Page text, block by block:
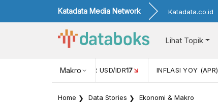
Katadata Media Network Katadata.co.id
Lihat Topik
Makro
NILAI TUKAR USD/IDR17 INFLASI YOY (APR)
Home Data Stories Ekonomi & Makro